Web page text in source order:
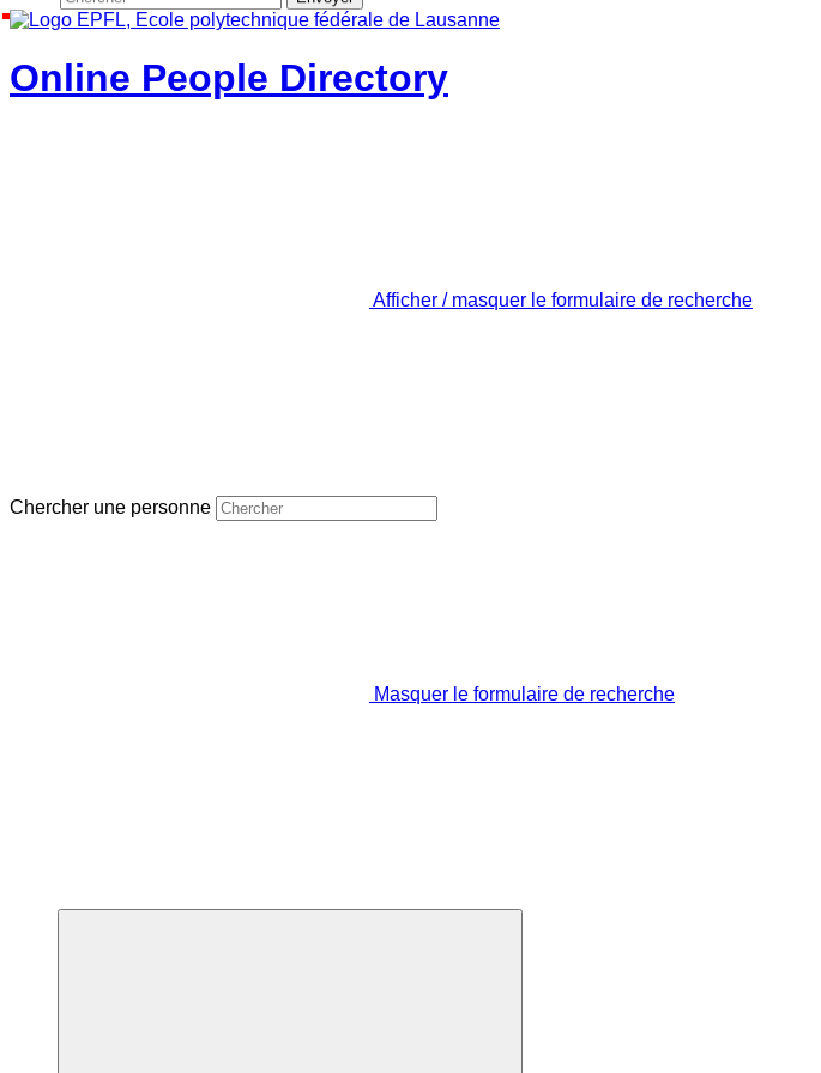
Online People Directory
Afficher / masquer le formulaire de recherche
Chercher une personne
Masquer le formulaire de recherche